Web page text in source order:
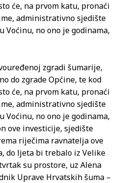
će, na prvom katu, pronaći
administrativno sjedište
Voćinu, no ono je godinama,
zgradi šumarije,
do zgrade Općine, te kod
će, na prvom katu, pronaći
administrativno sjedište
Voćinu, no ono je godinama,
ove investicije, sjedište
riječima ravnatelja ove
do ljeta bi trebalo iz Velike
su prostore, uz Alena
Uprave Hrvatskih šuma –